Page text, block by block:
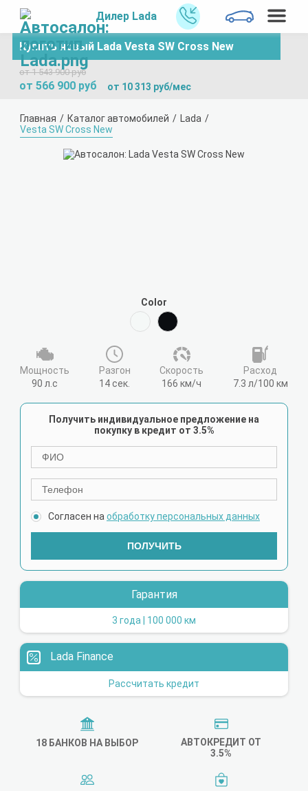
Дилер Lada
Купить новый Lada Vesta SW Cross New
от 1 543 900 руб
от 566 900 руб от 10 313 руб/мес
Главная Каталог автомобилей
Lada
Vesta SW Cross New
Мощность
90 л.с
Разгон
14 сек.
Cкорость
166 км/ч
Расход
7.3 л/100 км
Color
Получить индивидуальное предложение на
покупку в кредит от 3.5%
Согласен на обработку персональных данных
ПОЛУЧИТЬ
Гарантия
3 года | 100 000 км
Lada Finance
Рассчитать кредит
18 БАНКОВ НА ВЫБОР
АВТОКРЕДИТ ОТ
3.5%